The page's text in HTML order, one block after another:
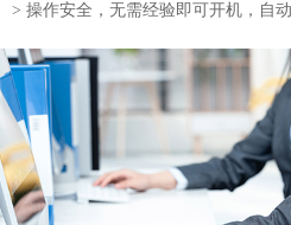
> 操作安全，无需经验即可开机，自